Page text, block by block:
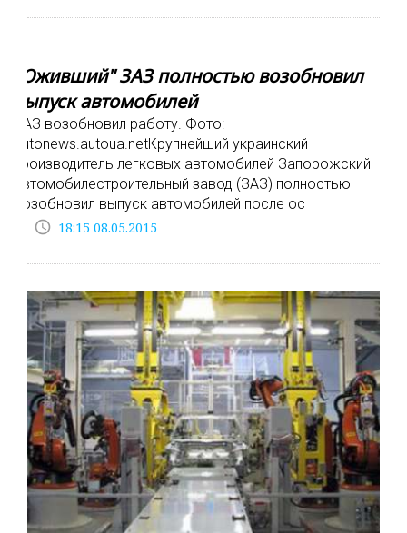
"Оживший" ЗАЗ полностью возобновил
выпуск автомобилей
ЗАЗ возобновил работу. Фото:
autonews.autoua.netКрупнейший украинский
производитель легковых автомобилей Запорожский
автомобилестроительный завод (ЗАЗ) полностью
возобновил выпуск автомобилей после ос
access_time 18:15 08.05.2015